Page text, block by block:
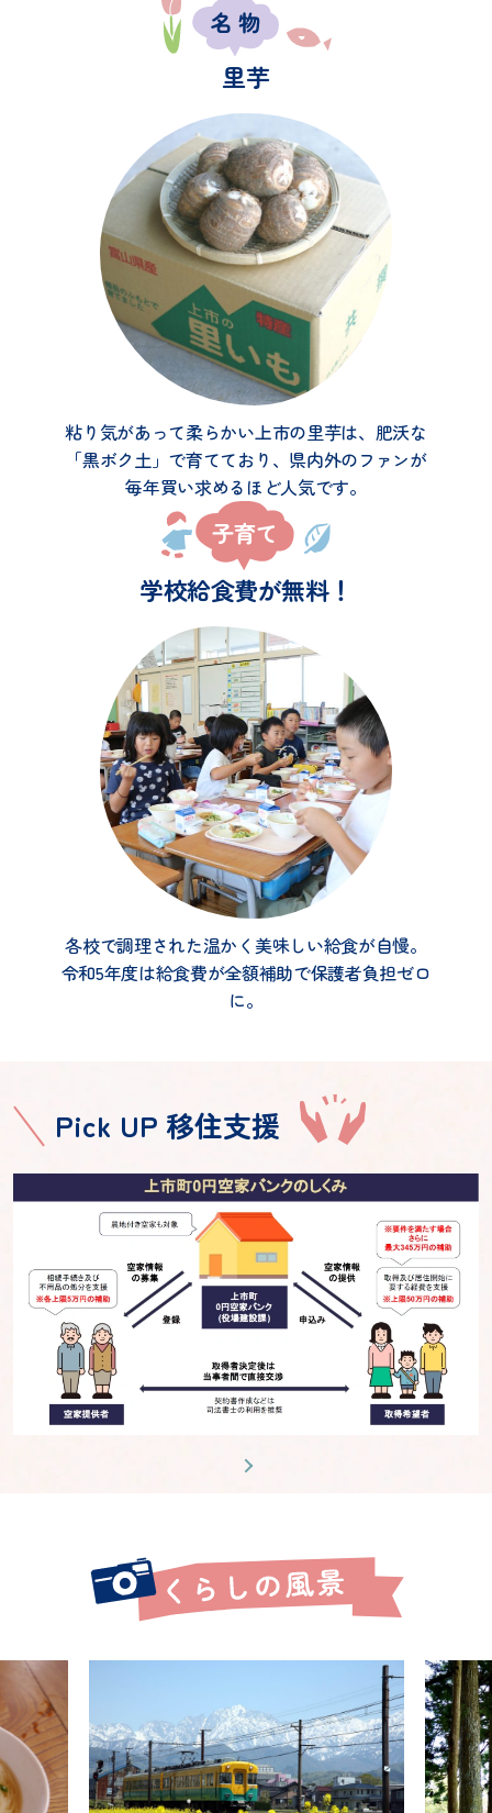
里芋
粘り気があって柔らかい上市の里芋は、肥沃な
「黒ボク土」で育てており、県内外のファンが
毎年買い求めるほど人気です。
学校給食費が無料！
各校で調理された温かく美味しい給食が自慢。
令和5年度は給食費が全額補助で保護者負担ゼロ
に。
Pick UP 移住支援